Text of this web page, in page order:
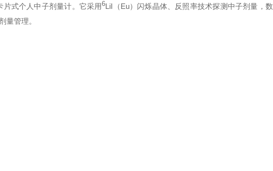
片式个人中子剂量计。它采用6LiI（Eu）闪烁晶体、反照率技术探测中子剂量，数
量管理。